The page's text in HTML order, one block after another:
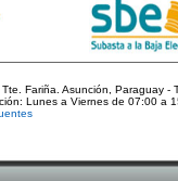
Fariña. Asunción, Paraguay -
Lunes a Viernes de 07:00 a